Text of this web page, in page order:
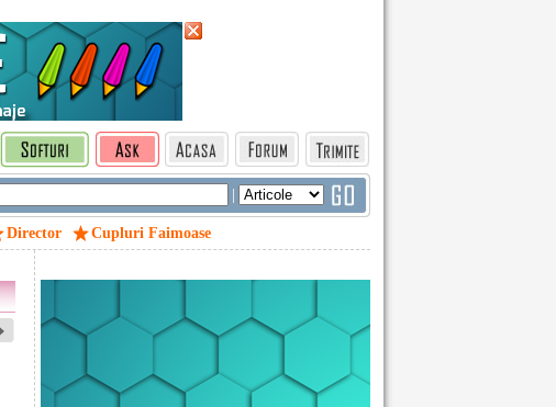
|
Director Cupluri Faimoase